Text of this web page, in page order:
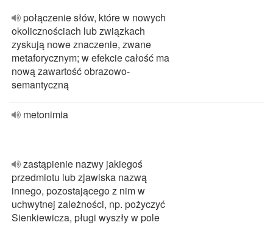
połączenie słów, które w nowych
okolicznościach lub związkach
zyskują nowe znaczenie, zwane
metaforycznym; w efekcie całość ma
nową zawartość obrazowo-
semantyczną
metonimia
zastąpienie nazwy jakiegoś
przedmiotu lub zjawiska nazwą
innego, pozostającego z nim w
uchwytnej zależności, np. pożyczyć
Sienkiewicza, pługi wyszły w pole